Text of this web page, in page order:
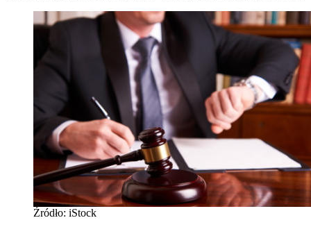
Źródło: iStock